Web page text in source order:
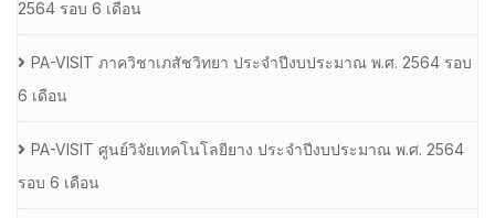
2564 รอบ 6 เดือน
PA-VISIT ภาควิชาเภสัชวิทยา ประจำปีงบประมาณ พ.ศ. 2564 รอบ
6 เดือน
PA-VISIT ศูนย์วิจัยเทคโนโลยียาง ประจำปีงบประมาณ พ.ศ. 2564
รอบ 6 เดือน